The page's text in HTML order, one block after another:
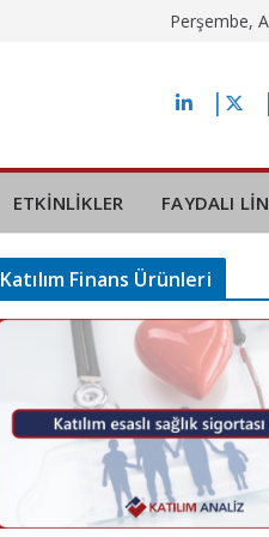
Perşembe,
ETKİNLİKLER FAYDALI
Katılım Finans Ürünleri